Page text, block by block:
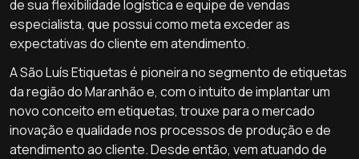
de sua flexibilidade logística e equipe de vendas
especialista, que possui como meta exceder as
expectativas do cliente em atendimento.
A São Luís Etiquetas é pioneira no segmento de etiquetas
da região do Maranhão e, com o intuito de implantar um
novo conceito em etiquetas, trouxe para o mercado
inovação e qualidade nos processos de produção e de
atendimento ao cliente. Desde então, vem atuando de